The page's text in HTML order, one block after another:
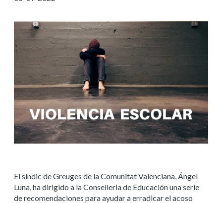
El síndic de Greuges de la Comunitat Valenciana, Ángel
Luna, ha dirigido a la Conselleria de Educación una serie
de recomendaciones para ayudar a erradicar el acoso